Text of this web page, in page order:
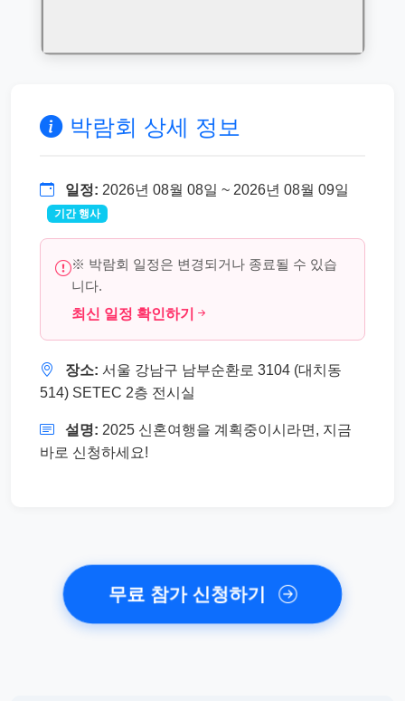
박람회 상세 정보
일정: 2026년 08월 08일 ~ 2026년 08월 09일
기간 행사
※ 박람회 일정은 변경되거나 종료될 수 있습
니다.
최신 일정 확인하기
장소: 서울 강남구 남부순환로 3104 (대치동
514) SETEC 2층 전시실
설명: 2025 신혼여행을 계획중이시라면, 지금
바로 신청하세요!
무료 참가 신청하기